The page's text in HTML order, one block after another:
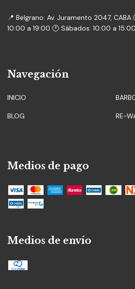
📍 Belgrano: Av. Juramento 2047, CABA
10:00 a 19:00 🕐 Sábados: 10:00 a 15:00
Navegación
INICIO
BLOG RE-
Medios de pago
Medios de envío